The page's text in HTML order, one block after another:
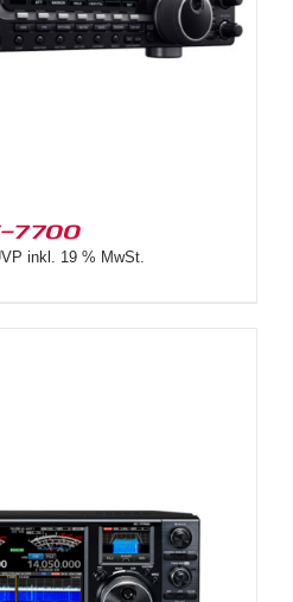
7700
inkl. 19 % MwSt.